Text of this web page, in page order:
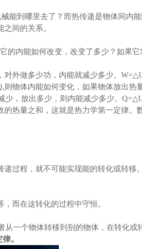
能到哪里去了？而热传递是物体间内
间的关系。
的内能如何改变，改变了多少？如果它
外做多少功，内能就减少多少。 W=△
,则物体内能如何变化，如果物体放出热
，放出多少，则内能减少多少。 Q=△
热量之和，这就是热力学第一定律。
过程，就不可能实现能的转化或转移
而在这转化的过程中守恒。
从一个物体转移到别的物体，在转化或
。